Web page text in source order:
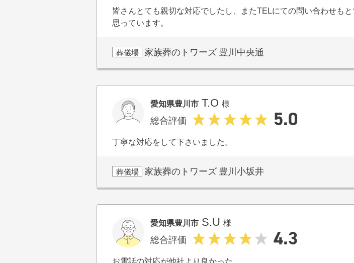
皆さんとても親切な対応でしたし、またTELにての問い合わせも
思っています。
葬儀場 家族葬のトワーズ 豊川中央通
愛知県豊川市 T.O 様
総合評価 5.0
丁寧な対応をして下さいました。
葬儀場 家族葬のトワーズ 豊川小坂井
愛知県豊川市 S.U 様
総合評価 4.3
お電話の対応が他社より良かった。